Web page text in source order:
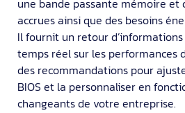
une bande passante mémoire et
accrues ainsi que des besoins
Il fournit un retour
temps réel sur les performances
des recommandations pour
BIOS et la personnaliser en
changeants de votre entreprise.